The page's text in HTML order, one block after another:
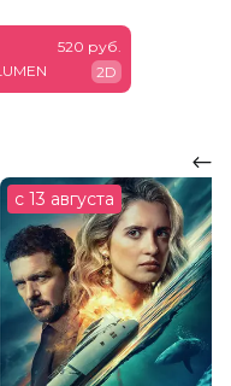
520 руб.
2D
с 13 августа